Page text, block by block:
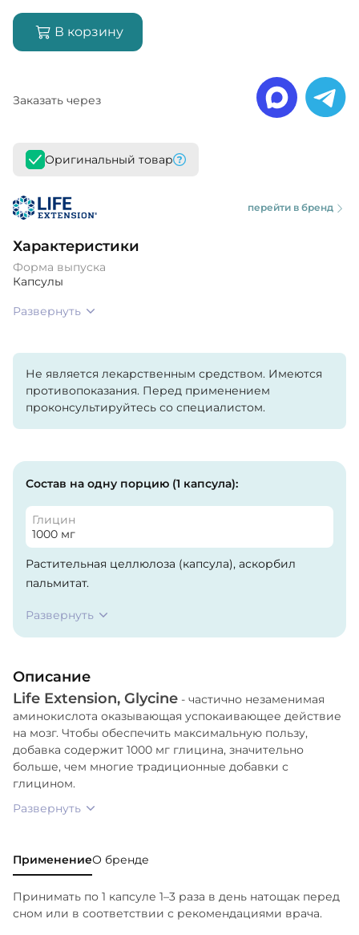
В корзину
Заказать через
Оригинальный товар
перейти в бренд
Характеристики
Форма выпуска
Капсулы
Развернуть
Не является лекарственным средством. Имеются
противопоказания. Перед применением
проконсультируйтесь со специалистом.
Состав на одну порцию (1 капсула):
Глицин
1000 мг
Растительная целлюлоза (капсула), аскорбил
пальмитат.
Развернуть
Описание
Life Extension, Glycine - частично незаменимая
аминокислота оказывающая успокаивающее действие
на мозг. Чтобы обеспечить максимальную пользу,
добавка содержит 1000 мг глицина, значительно
больше, чем многие традиционные добавки с
глицином.
Развернуть
ПрименениеО бренде
Принимать по 1 капсуле 1–3 раза в день натощак перед
сном или в соответствии с рекомендациями врача.